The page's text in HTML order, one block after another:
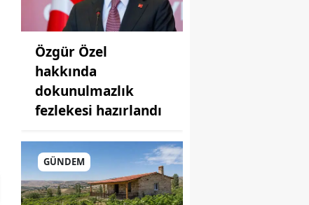
Özgür Özel
hakkında
dokunulmazlık
fezlekesi hazırlandı
GÜNDEM